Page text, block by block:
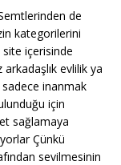
de
kategorilerini
site içerisinde
evlilik ya
inanmak
için
sağlamaya
Çünkü
sevilmesinin